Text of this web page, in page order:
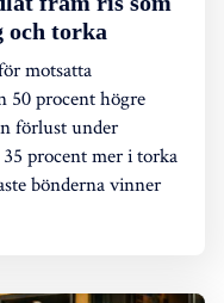
och torka
motsatta
50 procent högre
förlust under
procent mer i torka
bönderna vinner